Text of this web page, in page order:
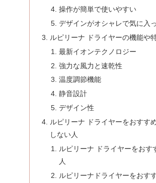
操作が簡単で使いやすい
デザインがオシャレで気に入
ルピリーナ ドライヤーの機能や
最新イオンテクノロジー
強力な風力と速乾性
温度調節機能
静音設計
デザイン性
ルピリーナ ドライヤーをおすす
しない人
ルピリーナ ドライヤーをおす
人
ルピリーナドライヤーをおす